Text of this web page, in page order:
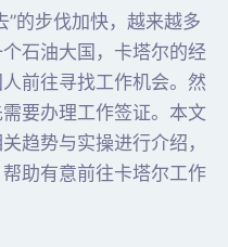
”的步伐加快，越来越多
石油大国，卡塔尔的经
前往寻找工作机会。然
要办理工作签证。本文
趋势与实操进行介绍，
助有意前往卡塔尔工作